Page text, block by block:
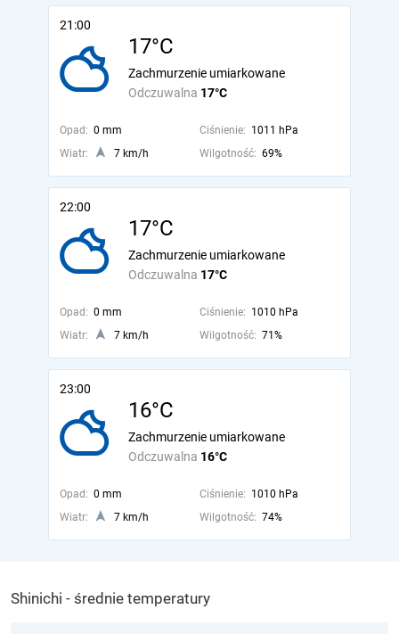
21:00
17°C
Odczuwalna 17°C
Zachmurzenie umiarkowane
Opad: 0 mm Ciśnienie: 1011 hPa
Wiatr:
7 km/h Wilgotność: 69%
22:00
17°C
Odczuwalna 17°C
Zachmurzenie umiarkowane
Opad: 0 mm Ciśnienie: 1010 hPa
Wiatr:
7 km/h Wilgotność: 71%
23:00
16°C
Odczuwalna 16°C
Zachmurzenie umiarkowane
Opad: 0 mm Ciśnienie: 1010 hPa
Wiatr:
7 km/h Wilgotność: 74%
Shinichi - średnie temperatury